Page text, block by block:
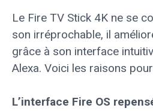
Le Fire TV Stick 4K ne se
son irréprochable, il
grâce à son interface
Alexa. Voici les raisons
L’interface Fire OS